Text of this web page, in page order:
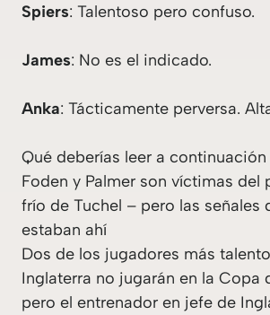
Spiers: Talentoso pero confuso.
James: No es el indicado.
Anka: Tácticamente perversa.
Qué deberías leer a continuación
Foden y Palmer son víctimas del
frío de Tuchel – pero las señales
estaban ahí
Dos de los jugadores más
Inglaterra no jugarán en la Copa
pero el entrenador en jefe de